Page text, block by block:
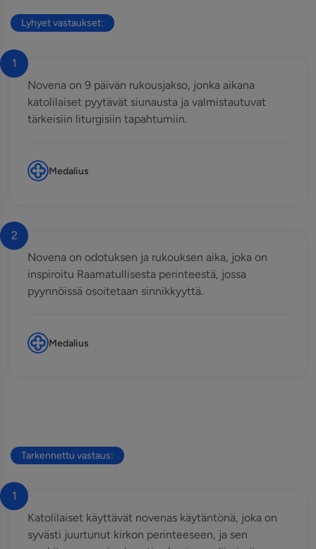
Lyhyet vastaukset:
1
Novena on 9 päivän rukousjakso, jonka aikana
katolilaiset pyytävät siunausta ja valmistautuvat
tärkeisiin liturgisiin tapahtumiin.
Medalius
2
Novena on odotuksen ja rukouksen aika, joka on
inspiroitu Raamatullisesta perinteestä, jossa
pyynnöissä osoitetaan sinnikkyyttä.
Medalius
Tarkennettu vastaus:
1
Katolilaiset käyttävät novenas käytäntönä, joka on
syvästi juurtunut kirkon perinteeseen, ja sen